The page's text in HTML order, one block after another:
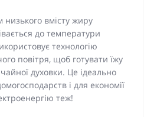
вмісту жиру
до температури
технологію
повітря, щоб готувати їжу
духовки. Це ідеально
і для економії
теж!